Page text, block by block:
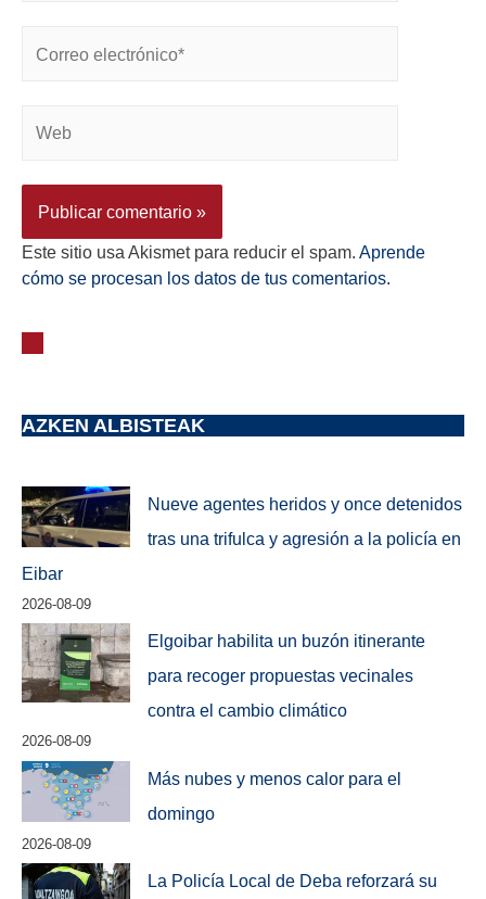
Este sitio usa Akismet para reducir el spam. Aprende
cómo se procesan los datos de tus comentarios.
AZKEN ALBISTEAK
Nueve agentes heridos y once detenidos
tras una trifulca y agresión a la policía en
Eibar
2026-08-09
Elgoibar habilita un buzón itinerante
para recoger propuestas vecinales
contra el cambio climático
2026-08-09
Más nubes y menos calor para el
domingo
2026-08-09
La Policía Local de Deba reforzará su